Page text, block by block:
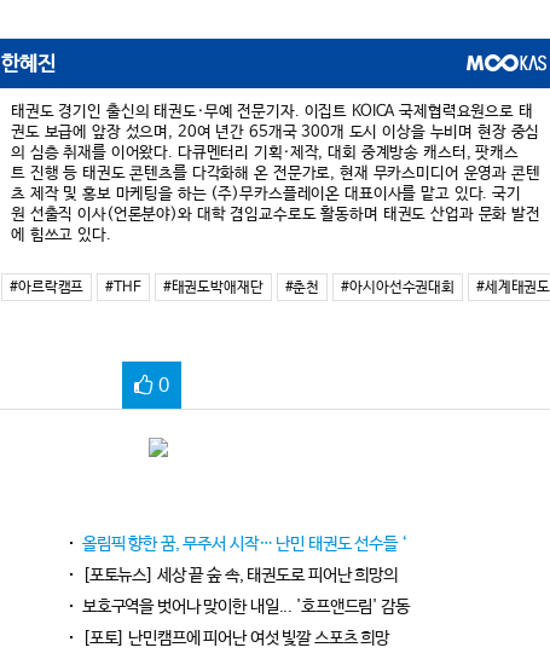
한혜진
태권도 경기인 출신의 태권도·무예 전문기자. 이집트 KOICA 국제협력요원으로 태
권도 보급에 앞장 섰으며, 20여 년간 65개국 300개 도시 이상을 누비며 현장 중심
의 심층 취재를 이어왔다. 다큐멘터리 기획·제작, 대회 중계방송 캐스터, 팟캐스
트 진행 등 태권도 콘텐츠를 다각화해 온 전문가로, 현재 무카스미디어 운영과 콘텐
츠 제작 및 홍보 마케팅을 하는 (주)무카스플레이온 대표이사를 맡고 있다. 국기
원 선출직 이사(언론분야)와 대학 겸임교수로도 활동하며 태권도 산업과 문화 발전
에 힘쓰고 있다.
#아르락캠프 #THF #태권도박애재단 #춘천 #아시아선수권대회
#세계태권
0
올림픽 향한 꿈, 무주서 시작… 난민 태권도 선수들 ‘
[포토뉴스] 세상 끝 숲 속, 태권도로 피어난 희망의
보호구역을 벗어나 맞이한 내일... '호프앤드림' 감동
[포토] 난민캠프에 피어난 여섯 빛깔 스포츠 희망